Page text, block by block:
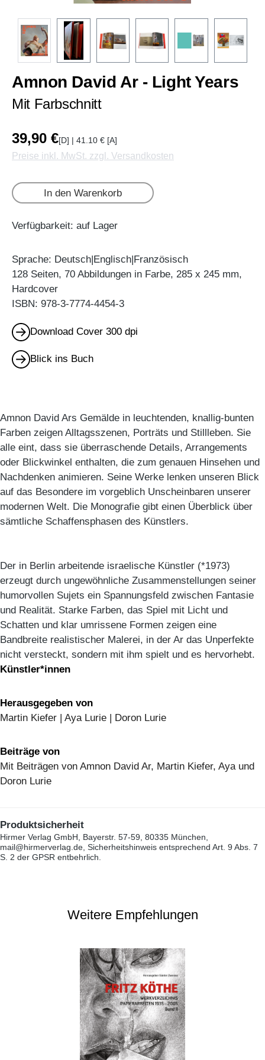
Amnon David Ar - Light Years
Mit Farbschnitt
39,90 €[D] | 41.10 € [A]
Preise inkl. MwSt. zzgl. Versandkosten
In den Warenkorb
Verfügbarkeit: auf Lager
Sprache: Deutsch|Englisch|Französisch
128 Seiten, 70 Abbildungen in Farbe, 285 x 245 mm,
Hardcover
ISBN: 978-3-7774-4454-3
Download Cover 300 dpi
Blick ins Buch
Amnon David Ars Gemälde in leuchtenden, knallig-bunten
Farben zeigen Alltagsszenen, Porträts und Stillleben. Sie
alle eint, dass sie überraschende Details, Arrangements
oder Blickwinkel enthalten, die zum genauen Hinsehen und
Nachdenken animieren. Seine Werke lenken unseren Blick
auf das Besondere im vorgeblich Unscheinbaren unserer
modernen Welt. Die Monografie gibt einen Überblick über
sämtliche Schaffensphasen des Künstlers.
Der in Berlin arbeitende israelische Künstler (*1973)
erzeugt durch ungewöhnliche Zusammenstellungen seiner
humorvollen Sujets ein Spannungsfeld zwischen Fantasie
und Realität. Starke Farben, das Spiel mit Licht und
Schatten und klar umrissene Formen zeigen eine
Bandbreite realistischer Malerei, in der Ar das Unperfekte
nicht versteckt, sondern mit ihm spielt und es hervorhebt.
Künstler*innen
Herausgegeben von
Martin Kiefer | Aya Lurie | Doron Lurie
Beiträge von
Mit Beiträgen von Amnon David Ar, Martin Kiefer, Aya und
Doron Lurie
Produktsicherheit
Hirmer Verlag GmbH, Bayerstr. 57-59, 80335 München,
mail@hirmerverlag.de, Sicherheitshinweis entsprechend Art. 9 Abs. 7
S. 2 der GPSR entbehrlich.
Weitere Empfehlungen